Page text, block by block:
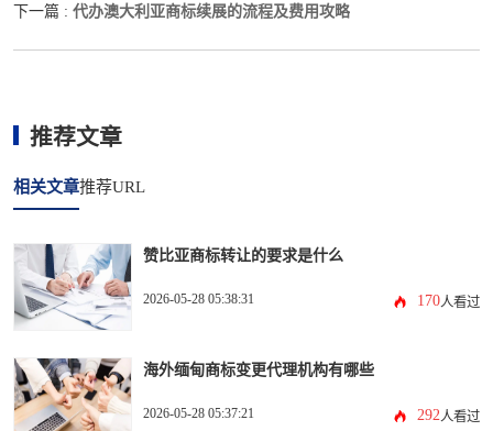
下一篇 : 代办澳大利亚商标续展的流程及费用攻略
推荐文章
相关文章推荐URL
赞比亚商标转让的要求是什么
2026-05-28 05:38:31 170人看过
海外缅甸商标变更代理机构有哪些
2026-05-28 05:37:21 292人看过